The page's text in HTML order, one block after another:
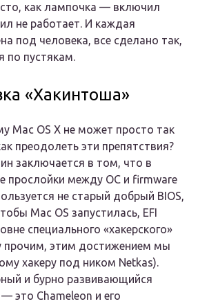
как лампочка — включил
не работает. И каждая
под человека, все сделано так,
по пустякам.
«Хакинтоша»
Mac OS X не может просто так
преодолеть эти препятствия?
заключается в том, что в
прослойки между ОС и firmware
не старый добрый BIOS,
Mac OS запустилась, EFI
специального «хакерского»
прочим, этим достижением мы
хакеру под ником Netkas).
и бурно развивающийся
— это Chameleon и его